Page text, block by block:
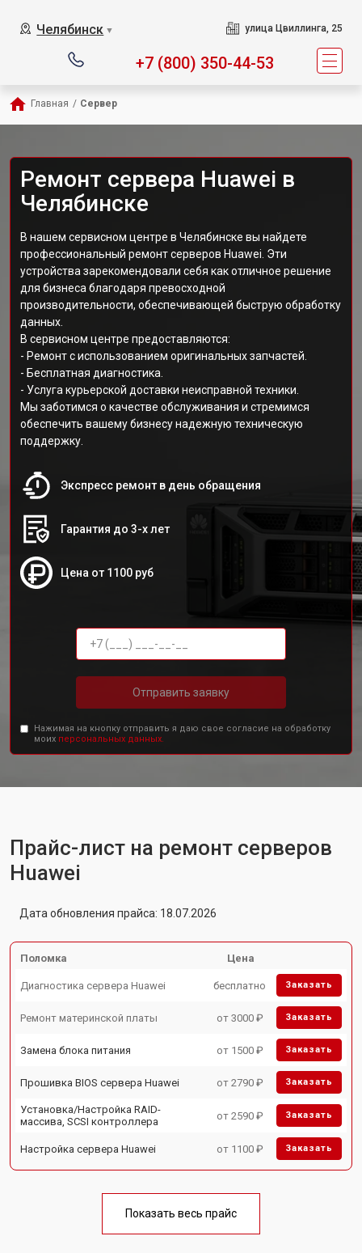
Челябинск ▼ улица Цвиллинга, 25
+7 (800) 350-44-53
Главная / Сервер
Ремонт сервера Huawei в
Челябинске
В нашем сервисном центре в Челябинске вы найдете
профессиональный ремонт серверов Huawei. Эти
устройства зарекомендовали себя как отличное решение
для бизнеса благодаря превосходной
производительности, обеспечивающей быструю обработку
данных.
В сервисном центре предоставляются:
- Ремонт с использованием оригинальных запчастей.
- Бесплатная диагностика.
- Услуга курьерской доставки неисправной техники.
Мы заботимся о качестве обслуживания и стремимся
обеспечить вашему бизнесу надежную техническую
поддержку.
Экспресс ремонт в день обращения
Гарантия до 3-х лет
Цена от 1100 руб
Отправить заявку
Нажимая на кнопку отправить я даю свое согласие на обработку
моих персональных данных.
Прайс-лист на ремонт серверов
Huawei
Дата обновления прайса: 18.07.2026
Поломка Цена
Диагностика сервера Huawei бесплатно Заказать
Ремонт материнской платы от 3000 ₽ Заказать
Замена блока питания от 1500 ₽ Заказать
Прошивка BIOS сервера Huawei от 2790 ₽ Заказать
Установка/Настройка RAID-
массива, SCSI контроллера
от 2590 ₽ Заказать
Настройка сервера Huawei от 1100 ₽ Заказать
Показать весь прайс